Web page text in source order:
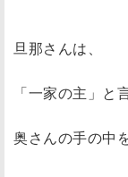
旦那さんは、
「一家の主」と
奥さんの手の中